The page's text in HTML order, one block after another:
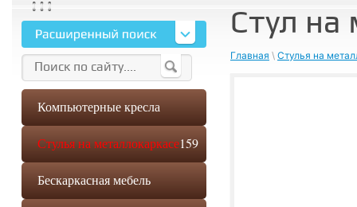
Компьютерные кресла
159
Стулья на металлокаркасе
Бескаркасная мебель
Стул на
Главная \ Стулья на